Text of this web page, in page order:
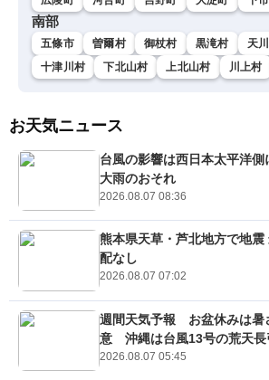
南部
五條市 曽爾村 御杖村 黒滝村 天
十津川村
下北山村 上北山村 川上村
お天気ニュース
台風の影響は西日本太平洋
大雨のおそれ
2026.08.07 08:36
熊本県天草・芦北地方で地
配なし
2026.08.07 07:02
週間天気予報 お盆休みは暑
意 沖縄は台風13号の荒天長
2026.08.07 05:45